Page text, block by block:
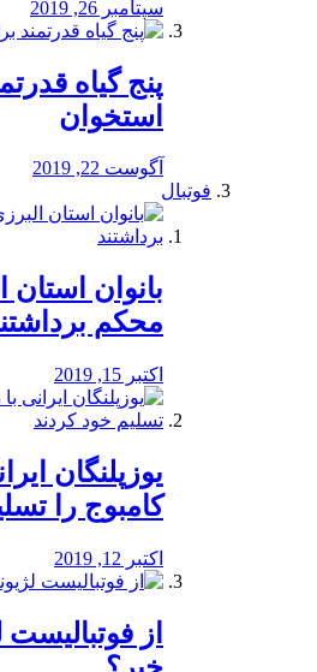
سپتامبر 26, 2019
پنج گیاه
استخوان
آگوست 22, 2019
فوتبال
بانوان استان
محكم
اکتبر 15, 2019
یوزپلنگان
کامبوج را
اکتبر 12, 2019
از